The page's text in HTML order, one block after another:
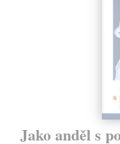
Jako anděl s